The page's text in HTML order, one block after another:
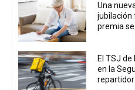
Una
jubilación
premia
El TSJ
en la